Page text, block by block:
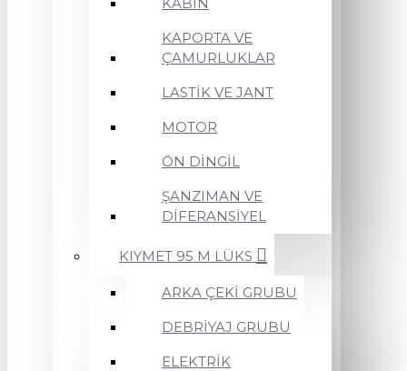
KAPORTA VE
ÇAMURLUKLAR
LASTİK VE JANT
MOTOR
ÖN DİNGİL
ŞANZIMAN VE
DİFERANSİYEL
KIYMET 95 M LÜKS
ARKA ÇEKİ GRUBU
DEBRİYAJ GRUBU
ELEKTRİK